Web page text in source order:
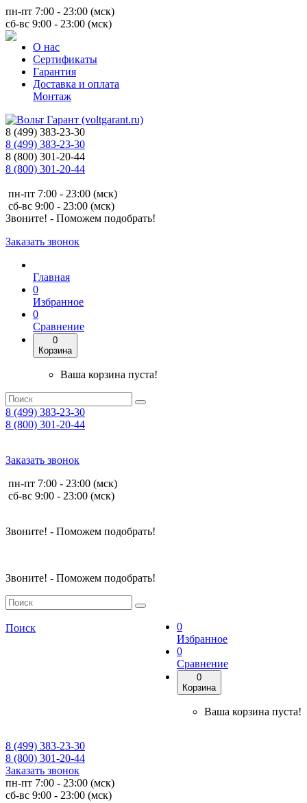
пн-пт 7:00 - 23:00 (мск)
сб-вс 9:00 - 23:00 (мск)
О нас
Сертификаты
Гарантия
Доставка и оплата
Монтаж
8 (499) 383-23-30
8 (499) 383-23-30
8 (800) 301-20-44
8 (800) 301-20-44
пн-пт 7:00 - 23:00 (мск)
сб-вс 9:00 - 23:00 (мск)
Звоните! - Поможем подобрать!
Заказать звонок
Главная
0
Избранное
0
Сравнение
0
Корзина
Ваша корзина пуста!
8 (499) 383-23-30
8 (800) 301-20-44
Заказать звонок
пн-пт 7:00 - 23:00 (мск)
сб-вс 9:00 - 23:00 (мск)
Звоните! - Поможем подобрать!
Звоните! - Поможем подобрать!
0
Избранное
0
Сравнение
0
Корзина
Ваша корзина пуста!
Поиск
8 (499) 383-23-30
8 (800) 301-20-44
Заказать звонок
пн-пт 7:00 - 23:00 (мск)
сб-вс 9:00 - 23:00 (мск)